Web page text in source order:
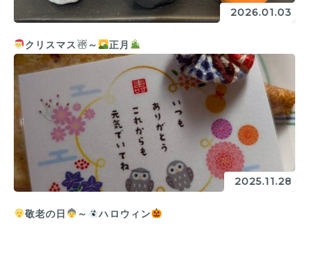
2026.01.03
クリスマス☃～ 正月
2025.11.28
敬老の日 ～ ハロウィン